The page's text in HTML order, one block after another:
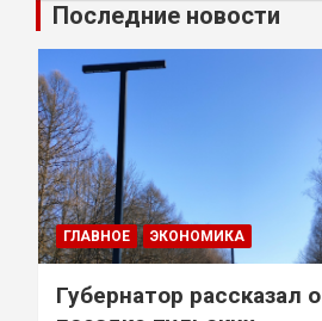
Последние новости
ГЛАВНОЕ ЭКОНОМИКА
Губернатор рассказал о